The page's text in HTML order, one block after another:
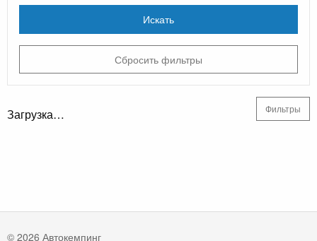
Искать
Сбросить фильтры
Загрузка… Фильтры
© 2026 Автокемпинг